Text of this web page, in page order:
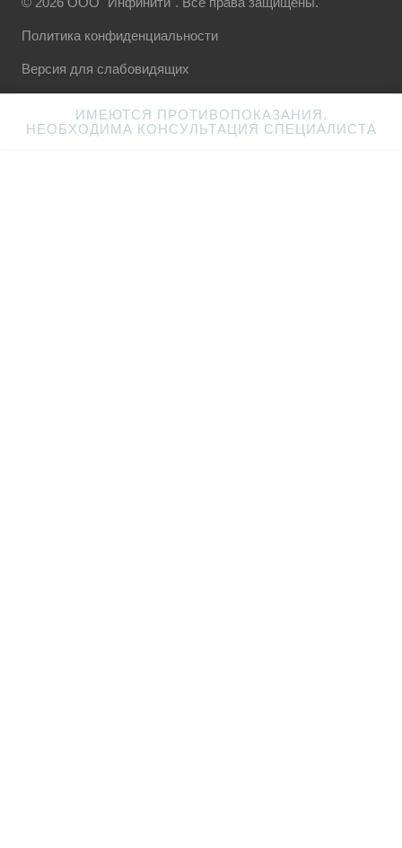
Политика конфиденциальности
Версия для слабовидящих
ИМЕЮТСЯ ПРОТИВОПОКАЗАНИЯ.
НЕОБХОДИМА КОНСУЛЬТАЦИЯ СПЕЦИАЛИСТА